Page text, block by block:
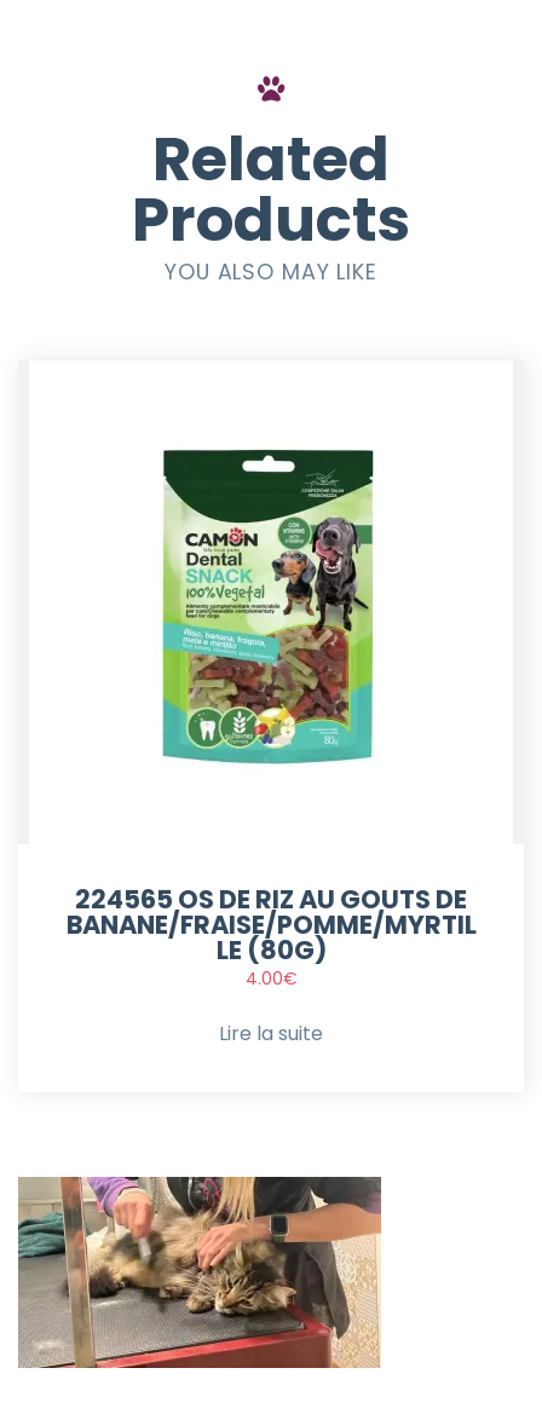
Related
Products
YOU ALSO MAY LIKE
224565 OS DE RIZ AU GOUTS DE
BANANE/FRAISE/POMME/MYRTIL
LE (80G)
4.00€
Lire la suite